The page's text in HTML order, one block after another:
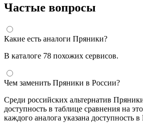
Частые вопросы
Какие есть аналоги Пряники?
В каталоге 78 похожих сервисов.
Чем заменить Пряники в России?
Среди российских альтернатив
доступность в таблице сравнения на
каждого аналога указана доступность